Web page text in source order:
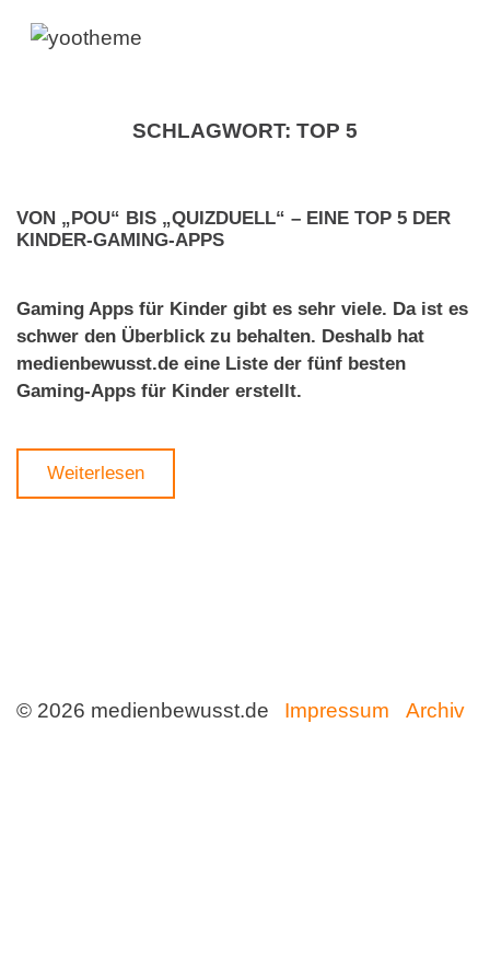
SCHLAGWORT: TOP 5
VON „POU“ BIS „QUIZDUELL“ – EINE TOP 5 DER
KINDER-GAMING-APPS
Gaming Apps für Kinder gibt es sehr viele. Da ist es
schwer den Überblick zu behalten. Deshalb hat
medienbewusst.de eine Liste der fünf besten
Gaming-Apps für Kinder erstellt.
Weiterlesen
© 2026 medienbewusst.de Impressum Archiv